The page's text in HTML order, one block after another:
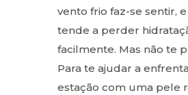
vento frio faz-se sentir,
tende a perder
facilmente. Mas não te
Para te ajudar a
estação com uma pele